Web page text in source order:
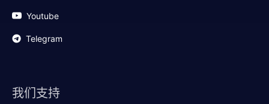
Youtube
Telegram
我们支持